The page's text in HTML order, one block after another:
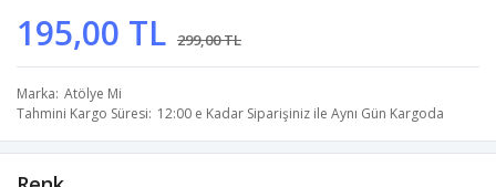
195,00 TL 299,00 TL
Marka Atölye Mi
Tahmini Kargo Süresi 12:00 e Kadar Siparişiniz ile Aynı Gün Kargoda